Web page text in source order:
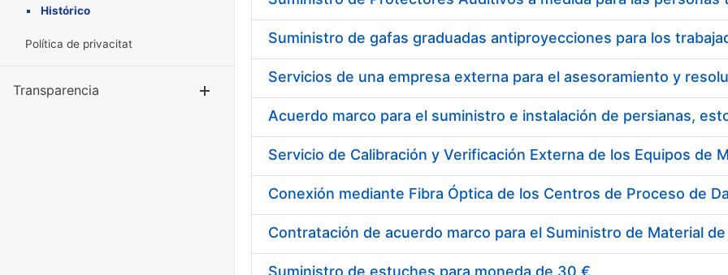
Histórico
Política de privacitat
Transparencia
Acuerdo marco para el suministro e instalación de persianas,
Suministro de estuches para moneda de 30 €